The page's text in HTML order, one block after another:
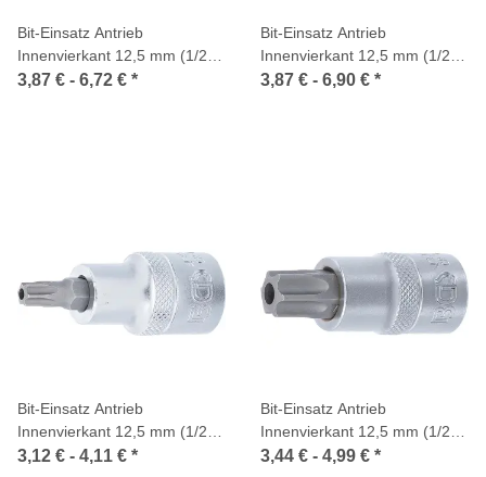
Bit-Einsatz Antrieb
Innenvierkant 12,5 mm (1/2
Zoll) T-Profil (für Torx)
3,87 € - 6,72 € *
Bit-Einsatz Antrieb
Innenvierkant 12,5 mm (1/2
Zoll) T-Profil (für Torx)
3,87 € - 6,90 € *
Bit-Einsatz Antrieb
Innenvierkant 12,5 mm (1/2
Zoll) T-Profil (für Torx) mit
3,12 € - 4,11 € *
Bit-Einsatz Antrieb
Innenvierkant 12,5 mm (1/2
Zoll) T-Profil (für Torx) mit
3,44 € - 4,99 € *